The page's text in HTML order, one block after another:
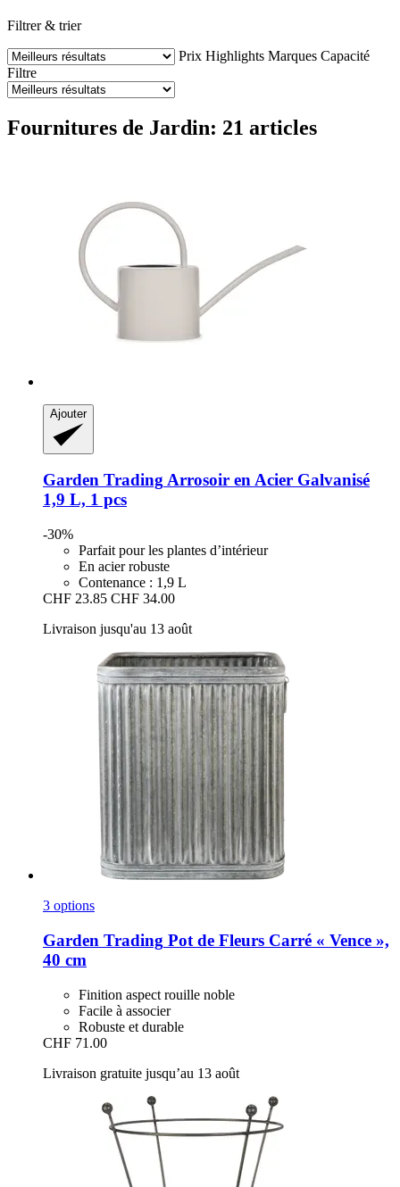
Filtrer & trier
Prix Highlights Marques Capacité
Filtre
Fournitures de Jardin: 21 articles
Ajouter
Garden TradingArrosoir en Acier Galvanisé
1,9 L, 1 pcs
-30%
Parfait pour les plantes d’intérieur
En acier robuste
Contenance : 1,9 L
CHF 23.85 CHF 34.00
Livraison jusqu'au 13 août
3 options
Garden Trading Pot de Fleurs Carré « Vence »,
40 cm
Finition aspect rouille noble
Facile à associer
Robuste et durable
CHF 71.00
Livraison gratuite jusqu’au 13 août